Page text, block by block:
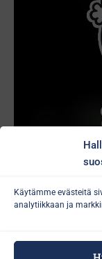
Käytämme evästeitä
analytiikkaan ja